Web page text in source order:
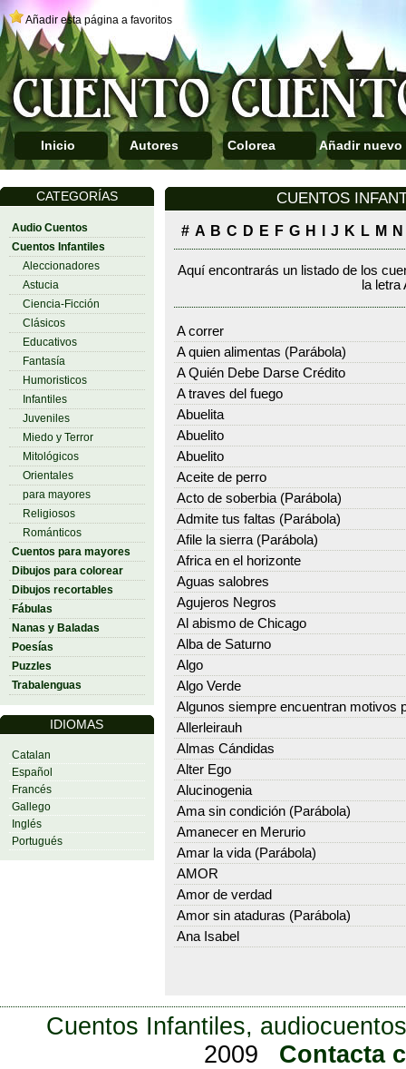
Añadir esta página a favoritos
Inicio Autores Colorea Añadir nuevo
CATEGORÍAS
Audio Cuentos
Cuentos Infantiles
Aleccionadores
Astucia
Ciencia-Ficción
Clásicos
Educativos
Fantasía
Humoristicos
Infantiles
Juveniles
Miedo y Terror
Mitológicos
Orientales
para mayores
Religiosos
Románticos
Cuentos para mayores
Dibujos para colorear
Dibujos recortables
Fábulas
Nanas y Baladas
Poesías
Puzzles
Trabalenguas
IDIOMAS
Catalan
Español
Francés
Gallego
Inglés
Portugués
CUENTOS
# A B C D E F G H J K L M N
Aquí encontrarás un listado de los
la letra
A correr
A quien alimentas (Parábola)
A Quién Debe Darse Crédito
A traves del fuego
Abuelita
Abuelito
Abuelito
Aceite de perro
Acto de soberbia (Parábola)
Admite tus faltas (Parábola)
Afile la sierra (Parábola)
Africa en el horizonte
Aguas salobres
Agujeros Negros
Al abismo de Chicago
Alba de Saturno
Algo
Algo Verde
Algunos siempre encuentran motivos
Allerleirauh
Almas Cándidas
Alter Ego
Alucinogenia
Ama sin condición (Parábola)
Amanecer en Merurio
Amar la vida (Parábola)
AMOR
Amor de verdad
Amor sin ataduras (Parábola)
Ana Isabel
Cuentos Infantiles,
2009
Contacta